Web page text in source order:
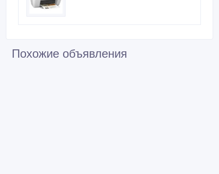
Похожие объявления